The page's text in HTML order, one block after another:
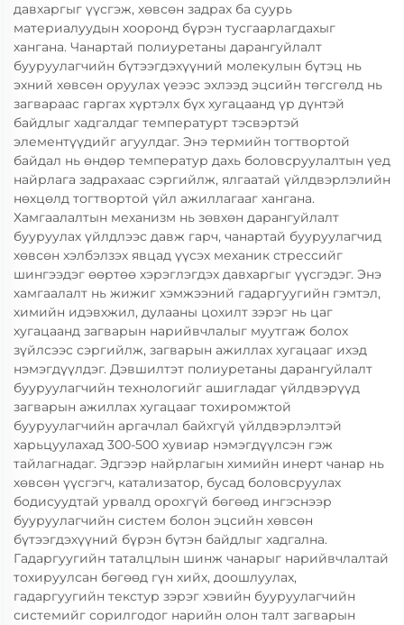
давхаргыг үүсгэж, хөвсөн задрах ба суурь
материалуудын хооронд бүрэн тусгаарлагдахыг
хангана. Чанартай полиуретаны дарангуйлалт
бууруулагчийн бүтээгдэхүүний молекулын бүтэц нь
эхний хөвсөн оруулах үеээс эхлээд эцсийн төгсгөлд нь
загвараас гаргах хүртэлх бүх хугацаанд үр дүнтэй
байдлыг хадгалдаг температурт тэсвэртэй
элементүүдийг агуулдаг. Энэ термийн тогтвортой
байдал нь өндөр температур дахь боловсруулалтын үед
найрлага задрахаас сэргийлж, ялгаатай үйлдвэрлэлийн
нөхцөлд тогтвортой үйл ажиллагааг хангана.
Хамгаалалтын механизм нь зөвхөн дарангуйлалт
бууруулах үйлдлээс давж гарч, чанартай бууруулагчид
хөвсөн хэлбэлзэх явцад үүсэх механик стрессийг
шингээдэг өөртөө хэрэглэгдэх давхаргыг үүсгэдэг. Энэ
хамгаалалт нь жижиг хэмжээний гадаргуугийн гэмтэл,
химийн идэвхжил, дулааны цохилт зэрэг нь цаг
хугацаанд загварын нарийвчлалыг муутгаж болох
зүйлсээс сэргийлж, загварын ажиллах хугацааг ихэд
нэмэгдүүлдэг. Дэвшилтэт полиуретаны дарангуйлалт
бууруулагчийн технологийг ашигладаг үйлдвэрүүд
загварын ажиллах хугацааг тохиромжтой
бууруулагчийн аргачлал байхгүй үйлдвэрлэлтэй
харьцуулахад 300-500 хувиар нэмэгдүүлсэн гэж
тайлагнадаг. Эдгээр найрлагын химийн инерт чанар нь
хөвсөн үүсгэгч, катализатор, бусад боловсруулах
бодисуудтай урвалд орохгүй бөгөөд ингэснээр
бууруулагчийн систем болон эцсийн хөвсөн
бүтээгдэхүүний бүрэн бүтэн байдлыг хадгална.
Гадаргуугийн таталцлын шинж чанарыг нарийвчлалтай
тохируулсан бөгөөд гүн хийх, доошлуулах,
гадаргуугийн текстур зэрэг хэвийн бууруулагчийн
системийг сорилгодог нарийн олон талт загварын